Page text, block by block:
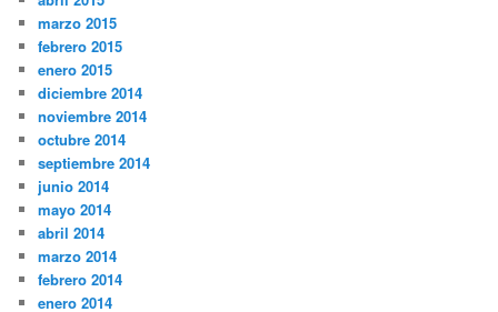
marzo 2015
febrero 2015
enero 2015
diciembre 2014
noviembre 2014
octubre 2014
septiembre 2014
junio 2014
mayo 2014
abril 2014
marzo 2014
febrero 2014
enero 2014